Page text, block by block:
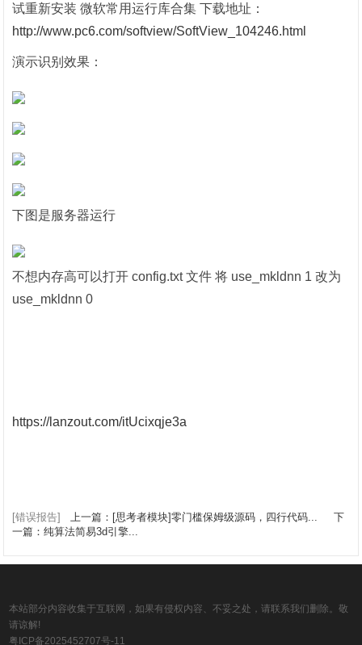
试重新安装 微软常用运行库合集 下载地址：
http://www.pc6.com/softview/SoftView_104246.html
演示识别效果：
下图是服务器运行
不想内存高可以打开 config.txt 文件 将 use_mkldnn 1 改为
use_mkldnn 0
https://lanzout.com/itUcixqje3a
[错误报告] 上一篇：[思考者模块]零门槛保姆级源码，四行代码...
下
一篇：纯算法简易3d引擎...
本站部分内容收集于互联网，如果有侵权内容、不妥之处，请联系我们删除。敬
请谅解!
粤ICP备2025452707号-11